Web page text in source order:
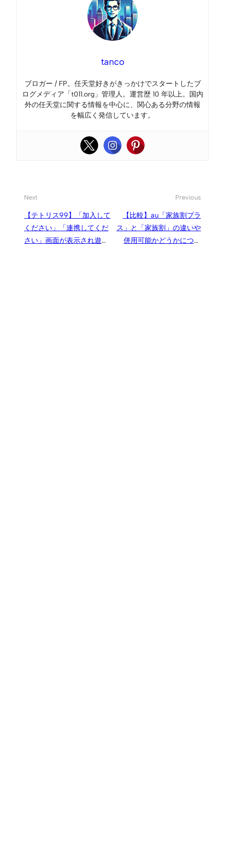
tanco
ブロガー / FP。任天堂好きがきっかけでスタートしたブ
ログメディア「t011.org」管理人。運営歴 10 年以上。国内
外の任天堂に関する情報を中心に、関心ある分野の情報
を幅広く発信しています。
Next
【テトリス99】「加入して
ください」「連携してくだ
さい」画面が表示され遊べ
Previous
【比較】au「家族割プラ
ス」と「家族割」の違いや
併用可能かどうかについ